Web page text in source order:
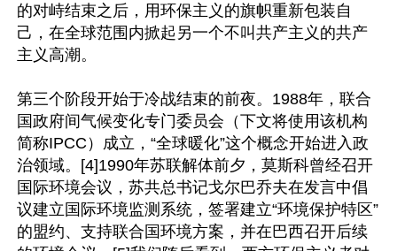
的对峙结束之后，用环保主义的旗帜重新包装自
己，在全球范围内掀起另一个不叫共产主义的共产
主义高潮。
第三个阶段开始于冷战结束的前夜。1988年，联合
国政府间气候变化专门委员会（下文将使用该机构
简称IPCC）成立，“全球暖化”这个概念开始进入政
治领域。[4]1990年苏联解体前夕，莫斯科曾经召开
国际环境会议，苏共总书记戈尔巴乔夫在发言中倡
议建立国际环境监测系统，签署建立“环境保护特区”
的盟约、支持联合国环境方案，并在巴西召开后续